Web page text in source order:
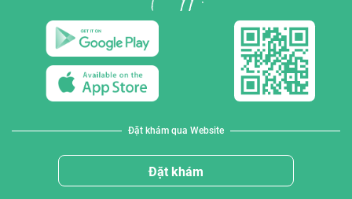
Đặt khám qua Website
Đặt khám